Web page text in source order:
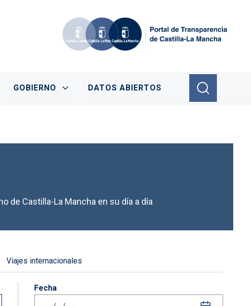
GOBIERNO DATOS ABIERTOS
de Castilla-La Mancha en su día a día
Viajes internacionales
Fecha